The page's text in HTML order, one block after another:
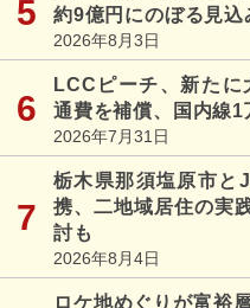
約9億円にのぼる見込
2026年8月3日
LCCピーチ、新た
通費を補償、国内線
2026年7月31日
栃木県那須塩原市と
携、二地域居住の実
討も
2026年8月4日
ロケ地めぐりが富裕